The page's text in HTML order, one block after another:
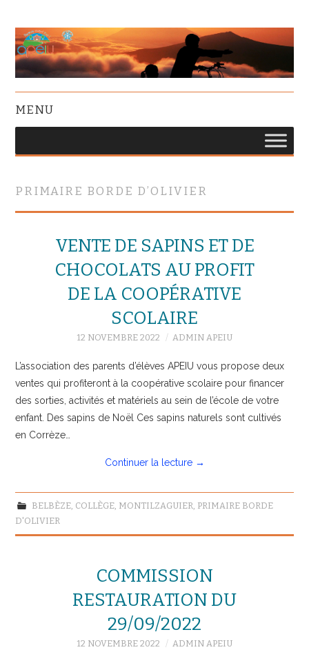
MENU
PRIMAIRE BORDE D’OLIVIER
VENTE DE SAPINS ET DE
CHOCOLATS AU PROFIT
DE LA COOPÉRATIVE
SCOLAIRE
12 NOVEMBRE 2022 ADMIN APEIU
L’association des parents d’élèves APEIU vous propose deux
ventes qui profiteront à la coopérative scolaire pour financer
des sorties, activités et matériels au sein de l’école de votre
enfant. Des sapins de Noël Ces sapins naturels sont cultivés
en Corrèze…
Continuer la lecture →
BELBÈZE, COLLÈGE, MONTILZAGUIER PRIMAIRE BORDE
D'OLIVIER
COMMISSION
RESTAURATION DU
29/09/2022
12 NOVEMBRE 2022 ADMIN APEIU